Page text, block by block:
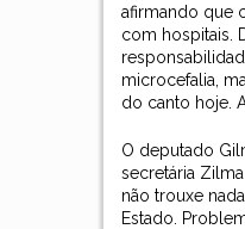
afirmando que
com hospitais.
microcefalia,
do canto hoje.
O deputado
secretária
não trouxe
Estado.